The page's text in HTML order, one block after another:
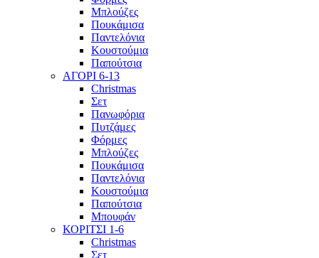
Μπλούζες
Πουκάμισα
Παντελόνια
Κουστούμια
Παπούτσια
ΑΓΟΡΙ 6-13
Christmas
Σετ
Πανωφόρια
Πυτζάμες
Φόρμες
Μπλούζες
Πουκάμισα
Παντελόνια
Κουστούμια
Παπούτσια
Μπουφάν
ΚΟΡΙΤΣΙ 1-6
Christmas
Σετ